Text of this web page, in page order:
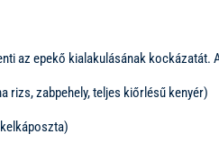
az epekő kialakulásának
rizs, zabpehely, teljes kiőrlésű kenyér)